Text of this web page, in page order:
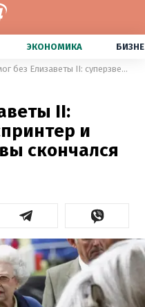
ЭКОНОМИКА
Не смог без Елизаветы II: суперзвездный спринтер и любимец королевы скончался
II:
и
скончался